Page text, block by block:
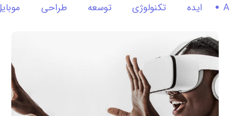
ایده تکنولوژی توسعه طراحی